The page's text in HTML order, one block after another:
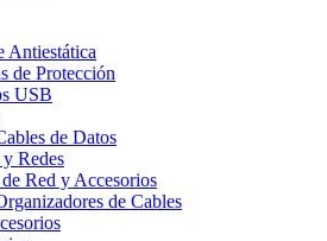
Antiestática
de Protección
USB
de Datos
Redes
Red y Accesorios
de Cables